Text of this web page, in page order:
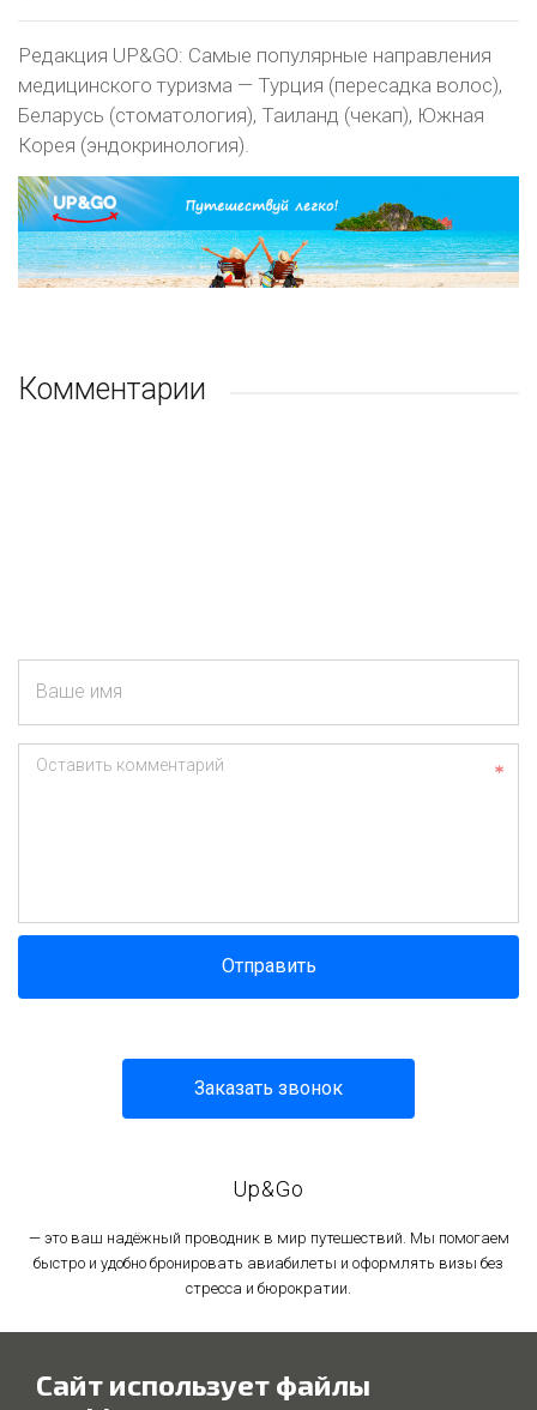
Редакция UP&GO: Самые популярные направления
медицинского туризма — Турция (пересадка волос),
Беларусь (стоматология), Таиланд (чекап), Южная
Корея (эндокринология).
Комментарии
Ваше имя
Оставить комментарий
Отправить
Заказать звонок
Up&Go
— это ваш надёжный проводник в мир путешествий. Мы помогаем
быстро и удобно бронировать авиабилеты и оформлять визы без
стресса и бюрократии.
Политика использования файлов cookie
Сайт использует файлы